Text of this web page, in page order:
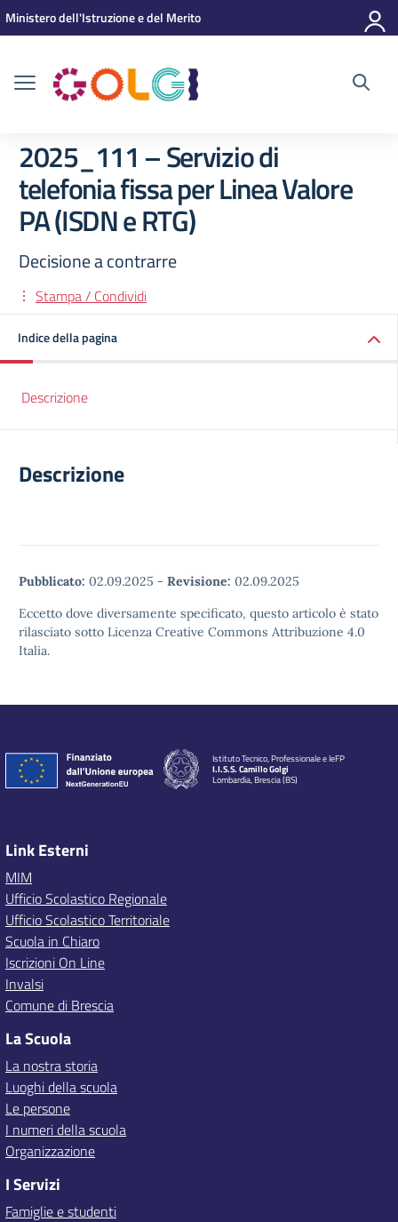
Vai ai contenuti
Vai al menu di navigazione
Vai al footer
Ministero dell'Istruzione e del Merito
2025_111 – Servizio di
telefonia fissa per Linea Valore
PA (ISDN e RTG)
Decisione a contrarre
Stampa / Condividi
Indice della pagina
Descrizione
Descrizione
Pubblicato: 02.09.2025 - Revisione: 02.09.2025
Eccetto dove diversamente specificato, questo articolo è stato
rilasciato sotto Licenza Creative Commons Attribuzione 4.0
Italia.
Istituto Tecnico, Professionale e IeFP
I.I.S.S. Camillo Golgi
Lombardia, Brescia (BS)
Link Esterni
MIM
Ufficio Scolastico Regionale
Ufficio Scolastico Territoriale
Scuola in Chiaro
Iscrizioni On Line
Invalsi
Comune di Brescia
La Scuola
La nostra storia
Luoghi della scuola
Le persone
I numeri della scuola
Organizzazione
I Servizi
Famiglie e studenti